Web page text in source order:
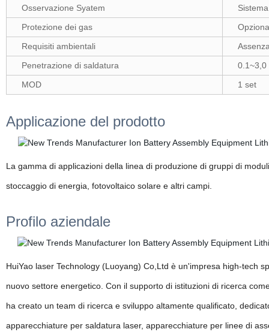
Osservazione Syatem
Protezione dei gas
Requisiti ambientali
Penetrazione di saldatura
0.1~3,0
MOD
1 set
Applicazione del prodotto
La gamma di applicazioni della linea di produzione di gruppi di
stoccaggio di energia, fotovoltaico solare e altri campi.
Profilo aziendale
HuiYao laser Technology (Luoyang) Co,Ltd è un'impresa high-tech
nuovo settore energetico. Con il supporto di istituzioni di ricerca
ha creato un team di ricerca e sviluppo altamente qualificato,
apparecchiature per saldatura laser, apparecchiature per linee di